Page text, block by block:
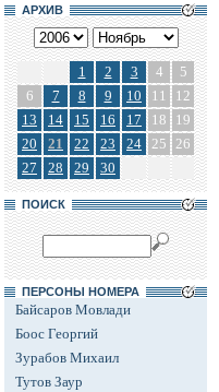
АРХИВ
1 2 3 4
5
6
7 8 9 10 11
12
13
14 15 16 17 18
19
20
21 22 23 24 25 26
27
28 29 30
ПОИСК
ПЕРСОНЫ НОМЕРА
Байсаров Мовлади
Боос Георгий
Зурабов Михаил
Тутов Заур